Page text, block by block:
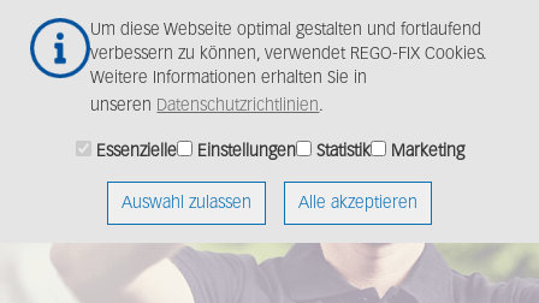
Um diese Webseite optimal gestalten und fortlaufend
verbessern zu können, verwendet REGO-FIX Cookies.
Weitere Informationen erhalten Sie in
unseren Datenschutzrichtlinien.
Essenzielle Einstellungen Statistik Marketing
Auswahl zulassen Alle akzeptieren
Hauptinhalt
springen